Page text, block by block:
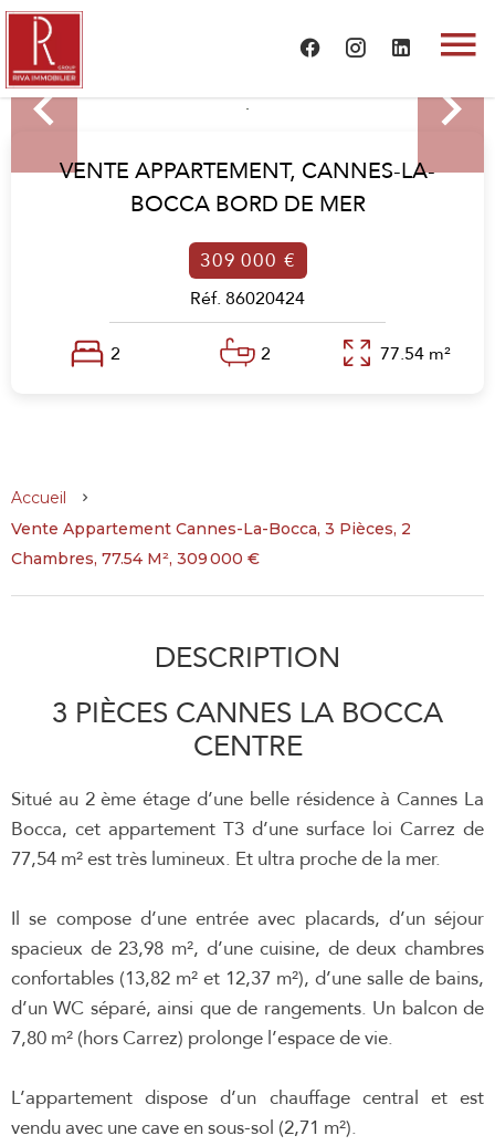
VENTE APPARTEMENT, CANNES-LA-
BOCCA BORD DE MER
309 000 €
2 2 77.54 m²
Réf. 86020424
Accueil
Vente Appartement Cannes-La-Bocca, 3 Pièces, 2
Chambres, 77.54 M², 309 000 €
DESCRIPTION
3 PIÈCES CANNES LA BOCCA
CENTRE
Situé au 2 ème étage d’une belle résidence à Cannes La
Bocca, cet appartement T3 d’une surface loi Carrez de
77,54 m² est très lumineux. Et ultra proche de la mer.
Il se compose d’une entrée avec placards, d’un séjour
spacieux de 23,98 m², d’une cuisine, de deux chambres
confortables (13,82 m² et 12,37 m²), d’une salle de bains,
d’un WC séparé, ainsi que de rangements. Un balcon de
7,80 m² (hors Carrez) prolonge l’espace de vie.
L’appartement dispose d’un chauffage central et est
vendu avec une cave en sous-sol (2,71 m²).